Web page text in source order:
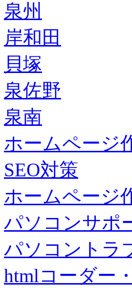
泉州
岸和田
貝塚
泉佐野
泉南
ホームページ
SEO対策
ホームページ
パソコンサポ
パソコントラ
htmlコーダー